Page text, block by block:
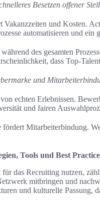
Besetzen offener
Vakanzzeiten und Kosten.
automatisieren und
des gesamten
dass Top-
und
echten Erlebnissen.
und fairen
fördert Mitarbeiterbindung.
Tools und Best
das Recruiting nutzen,
mitbringen und
und kulturelle Passung,